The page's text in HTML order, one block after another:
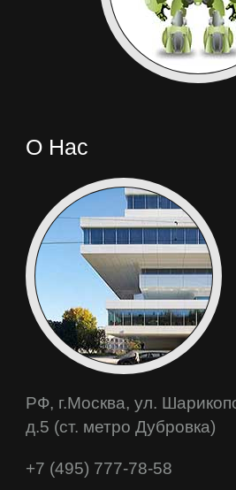
О Нас
РФ, г.Москва, ул.
д.5 (ст. метро Дубровка)
+7 (495) 777-78-58